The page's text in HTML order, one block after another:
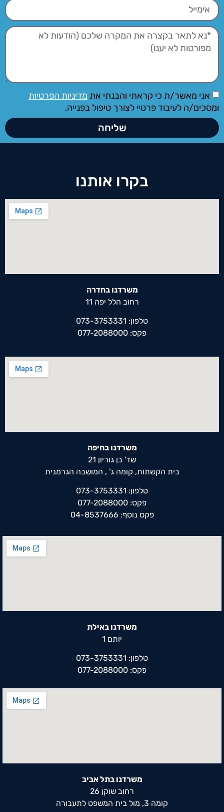
אני מאשר/ת כי קראתי והבנתי את מדיניות הפרטיות
ומסכים/ה לעיבוד פרטיי לצורך טיפול בפנייה.
שליחה
בקרו אותנו
משרדנו בחדרה
רחוב הלל יפה 11
טלפון: 073-3753331
פקס: 077-2088000
משרדנו בחיפה
שד' בן גוריון 21
בית הקשתות, קומה ג' , המושבה הגרמנית
טלפון: 073-3753331
פקס: 077-2088000
פקס נוסף: 04-8537666
משרדנו באילת
יותם 1
טלפון: 073-3753331
פקס: 077-2088000
משרדנו בתל אביב
רחוב שוקן 26
קומה 3, מול בית המשפט לתעבורה